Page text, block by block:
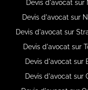
Devis d'avocat
Devis d'avocat sur
Devis d'avocat sur
Devis d'avocat sur
Devis d'avocat sur
Devis d'avocat sur